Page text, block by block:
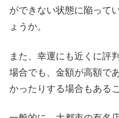
ができない状態に陥って
ょうか。
また、幸運にも近くに評
場合でも、金額が高額で
かったりする場合もある